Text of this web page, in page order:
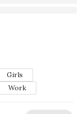
Girls
Work